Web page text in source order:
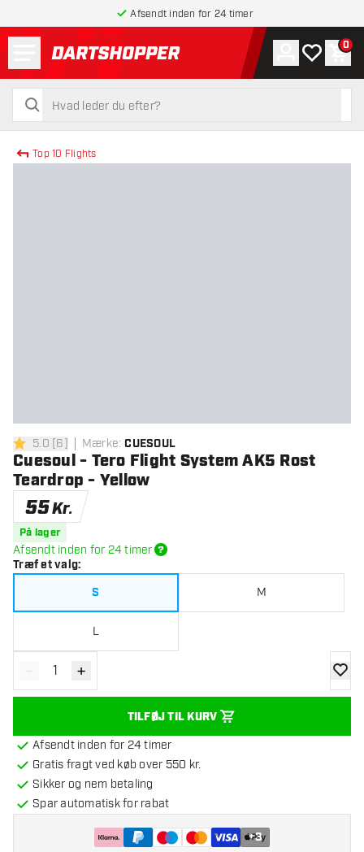
Afsendt inden for 24 timer
tilbage til forsiden
søg
søg
Konto
Min 0
Top 10 Flights
5 bedømmelsesstjerner
5.0 [6] Mærke: CUESOUL
Cuesoul - Tero Flight System AK5 Rost
Teardrop - Yellow
55Kr.
På lager
Afsendt inden for 24 timer
Træf et valg:
S
M
L
Reducér antal
- Øg antal
+
TILFØJ TIL KURV
Afsendt inden for 24 timer
Gratis fragt ved køb over 550 kr.
Sikker og nem betaling
Spar automatisk for rabat
+3